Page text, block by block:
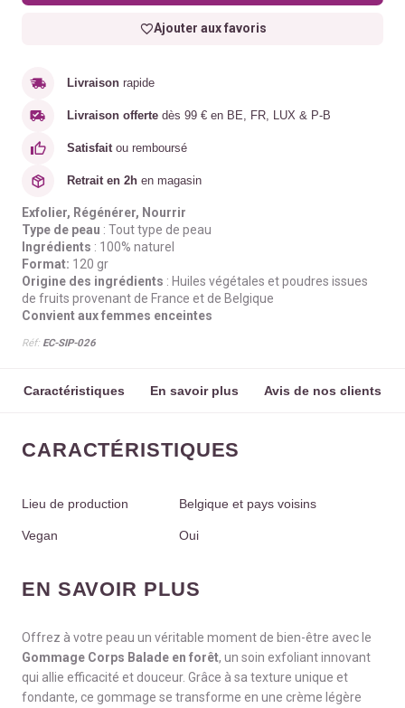
Ajouter aux favoris
Livraison rapide
Livraison offerte dès 99 € en BE, FR, LUX & P-B
Satisfait ou remboursé
Retrait en 2h en magasin
Exfolier, Régénérer, Nourrir
Type de peau : Tout type de peau
Ingrédients : 100% naturel
Format: 120 gr
Origine des ingrédients : Huiles végétales et poudres issues
de fruits provenant de France et de Belgique
Convient aux femmes enceintes
Réf: EC-SIP-026
Caractéristiques En savoir plus Avis de nos clients
CARACTÉRISTIQUES
Lieu de production Belgique et pays voisins
Vegan Oui
EN SAVOIR PLUS
Offrez à votre peau un véritable moment de bien-être avec le
Gommage Corps Balade en forêt, un soin exfoliant innovant
qui allie efficacité et douceur. Grâce à sa texture unique et
fondante, ce gommage se transforme en une crème légère